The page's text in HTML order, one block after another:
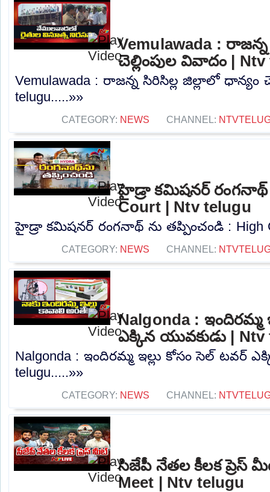
Vemulawada :
చెల్లింపుల వివాదం |
Vemulawada : రాజన్న సిరిసిల్ల జిల్లాలో ధాన్యం
telugu.....»»
CATEGORY: NEWS CHANNEL:
హైడ్రా కమిషనర్ రంగనాథ్
Court | Ntv telugu
హైడ్రా కమిషనర్ రంగనాథ్ ను తప్పించండి : High
CATEGORY: NEWS CHANNEL:
Nalgonda : ఇందిరమ్మ
ఎక్కిన యువకుడు | Ntv
Nalgonda : ఇందిరమ్మ ఇల్లు కోసం సెల్ టవర్
telugu.....»»
CATEGORY: NEWS CHANNEL:
సిజేపీ నేతల కీలక ప్రెస్
Meet | Ntv telugu